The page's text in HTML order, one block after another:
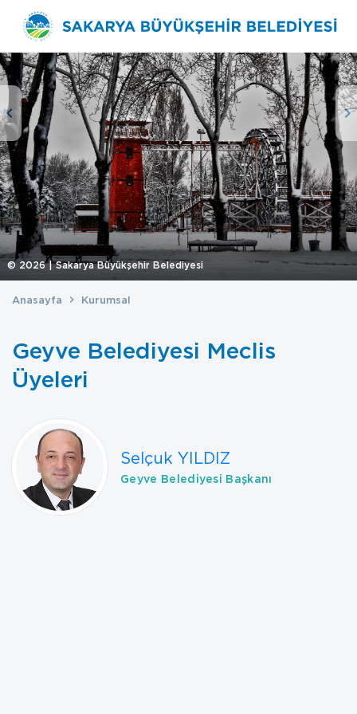
© 2026| Sakarya Büyükşehir Belediyesi
Anasayfa Kurumsal
Geyve Belediyesi Meclis
Üyeleri
Selçuk YILDIZ
Geyve Belediyesi Başkanı